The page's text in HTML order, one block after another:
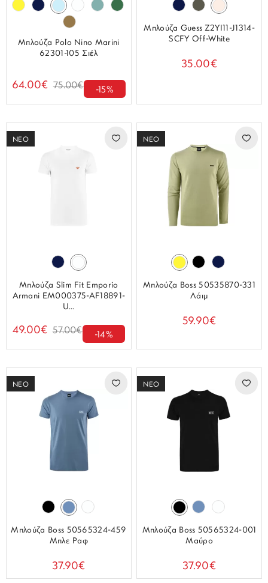
Μπλούζα Polo Νino Marini
62301-105 Σιέλ
64.00€ 75.00€ -15%
Μπλούζα Guess Z2YI11-J1314-
SCFY Off-White
35.00€
ΝΕΟ
Μπλούζα Slim Fit Emporio
Armani EM000375-AF18891-
U...
49.00€ 57.00€ -14%
ΝΕΟ
Μπλούζα Boss 50535870-331
Λάιμ
59.90€
ΝΕΟ
Μπλούζα Boss 50565324-459
Μπλε Ραφ
37.90€
ΝΕΟ
Μπλούζα Boss 50565324-001
Μαύρο
37.90€